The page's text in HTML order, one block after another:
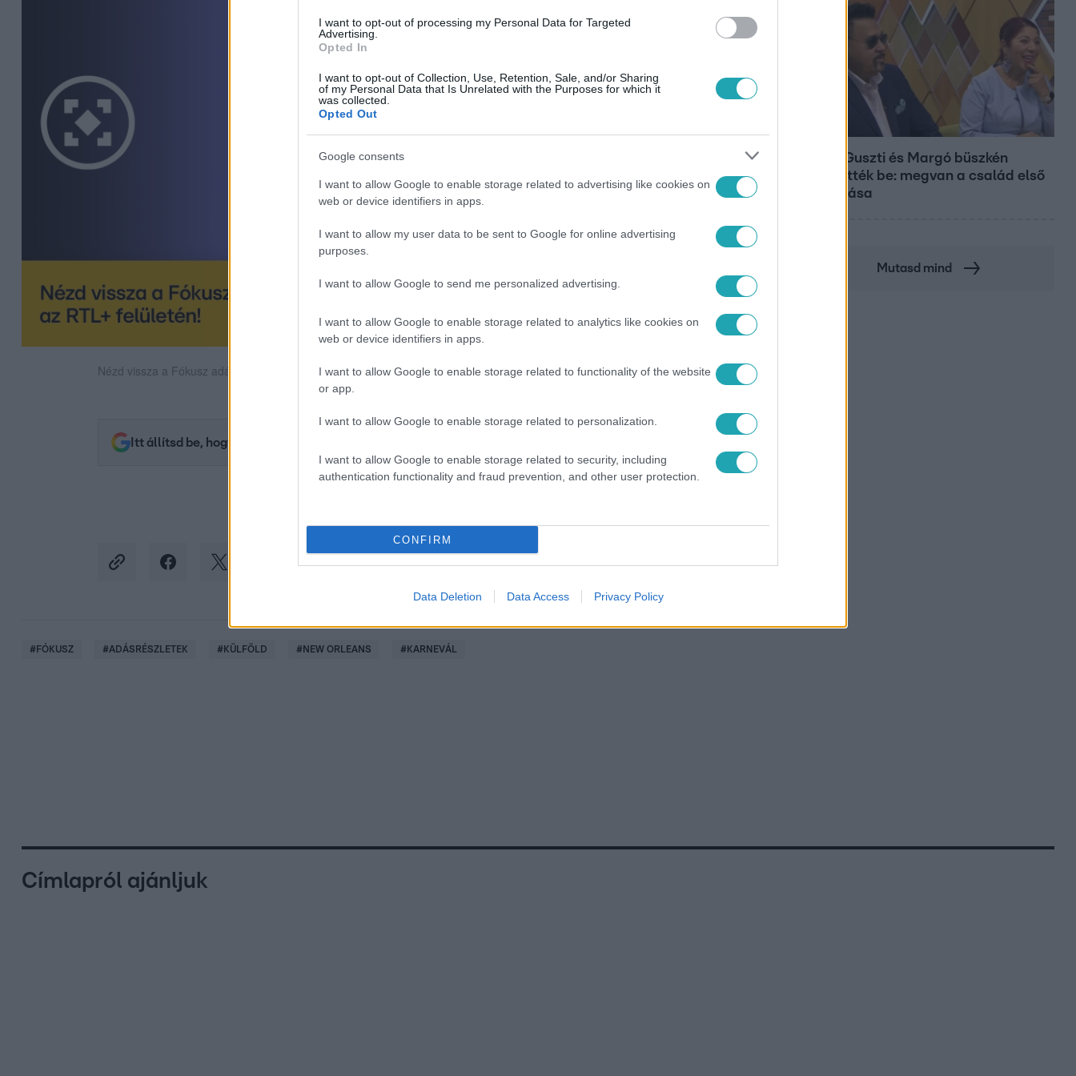
I want to opt-out of processing my Personal Data for Targeted
Advertising.
Opted In
I want to opt-out of Collection, Use, Retention, Sale, and/or Sharing
of my Personal Data that Is Unrelated with the Purposes for which it
was collected.
Opted Out
Google consents
I want to allow Google to enable storage related to advertising like cookies on
web or device identifiers in apps.
I want to allow my user data to be sent to Google for online advertising
purposes.
I want to allow Google to send me personalized advertising.
I want to allow Google to enable storage related to analytics like cookies on
web or device identifiers in apps.
I want to allow Google to enable storage related to functionality of the website
or app.
I want to allow Google to enable storage related to personalization.
I want to allow Google to enable storage related to security, including
authentication functionality and fraud prevention, and other user protection.
CONFIRM
Data Deletion Data Access Privacy Policy
Nézd vissza a Fókusz adásait az RTL+-on!
Itt állítsd be, hogy az RTL.hu az elsők között legyen a Google-találatokban!
#FÓKUSZ #ADÁSRÉSZLETEK #KÜLFÖLD #NEW ORLEANS #KARNEVÁL
Bódig Guszti és Margó büszkén
jelentették be: megvan a család első
diplomása
Mutasd mind
Címlapról ajánljuk